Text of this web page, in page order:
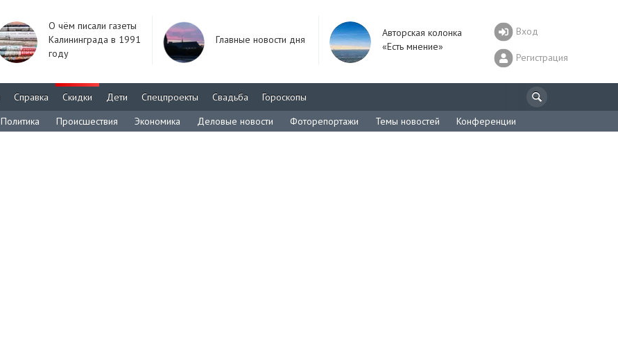
О чём писали газеты
Калининграда в 1991
году
Главные новости дня
Авторская колонка
«Есть мнение»
Вход
Регистрация
Справка Скидки Дети Спецпроекты Свадьба
Гороскопы
Политика Происшествия Экономика Деловые новости Фоторепортажи Темы новостей Конференции